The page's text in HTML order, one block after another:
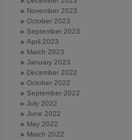
November 2023
October 2023
September 2023
April 2023
March 2023
January 2023
December 2022
October 2022
September 2022
July 2022
June 2022
May 2022
March 2022